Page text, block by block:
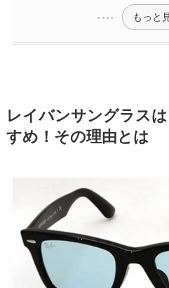
もっと
レイバンサングラス
すめ！その理由とは